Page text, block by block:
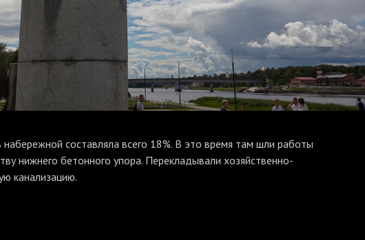
составляла всего 18%. В это время там шли работы
нижнего бетонного упора. Перекладывали хозяйственно-
канализацию.